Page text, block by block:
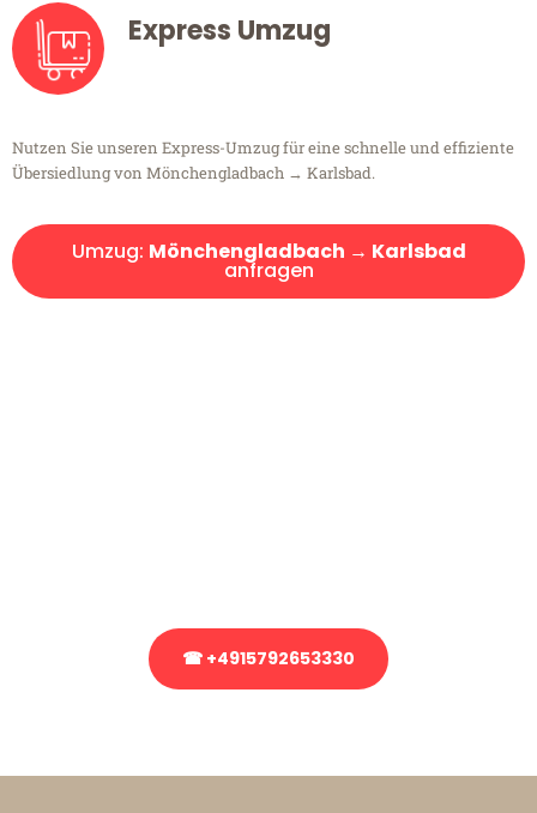
Express Umzug
Nutzen Sie unseren Express-Umzug für eine schnelle und effiziente
Übersiedlung von Mönchengladbach → Karlsbad.
Umzug: Mönchengladbach → Karlsbad
anfragen
☎ +4915792653330